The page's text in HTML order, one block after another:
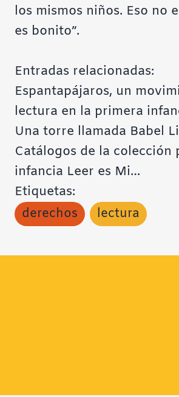
los mismos niños. Eso no
es bonito”.
Entradas relacionadas:
Espantapájaros, un
lectura en la primera
Una torre llamada Babel
Catálogos de la colección
infancia Leer es Mi…
Etiquetas:
derechos
lectura